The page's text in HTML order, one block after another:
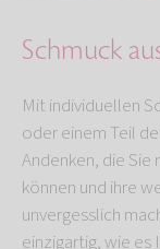
Schmuck
Mit individuellen
oder einem Teil
Andenken, die Sie
können und ihre
unvergesslich
einzigartig, wie